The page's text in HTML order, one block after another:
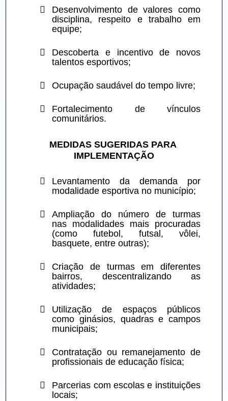

Desenvolvimento de valores como
disciplina, respeito e trabalho em
equipe;

Descoberta e incentivo de novos
talentos esportivos;
 Ocupação saudável do tempo livre;

Fortalecimento de vínculos
comunitários.
MEDIDAS SUGERIDAS PARA
IMPLEMENTAÇÃO

Levantamento da demanda por
modalidade esportiva no município;

Ampliação do número de turmas
nas modalidades mais procuradas
(como futebol, futsal, vôlei,
basquete, entre outras);

Criação de turmas em diferentes
bairros, descentralizando as
atividades;

Utilização de espaços públicos
como ginásios, quadras e campos
municipais;

Contratação ou remanejamento de
profissionais de educação física;

Parcerias com escolas e instituições
locais;